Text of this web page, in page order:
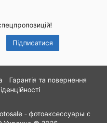
Підписатися
Гарантія та повернення
- фотоаксессуары с